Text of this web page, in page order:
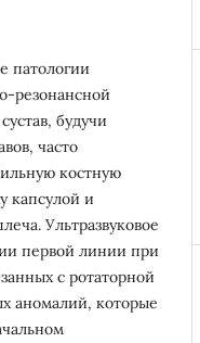
патологии
резонансной
будучи
часто
костную
капсулой и
Ультразвуковое
первой линии при
с ротаторной
аномалий, которые